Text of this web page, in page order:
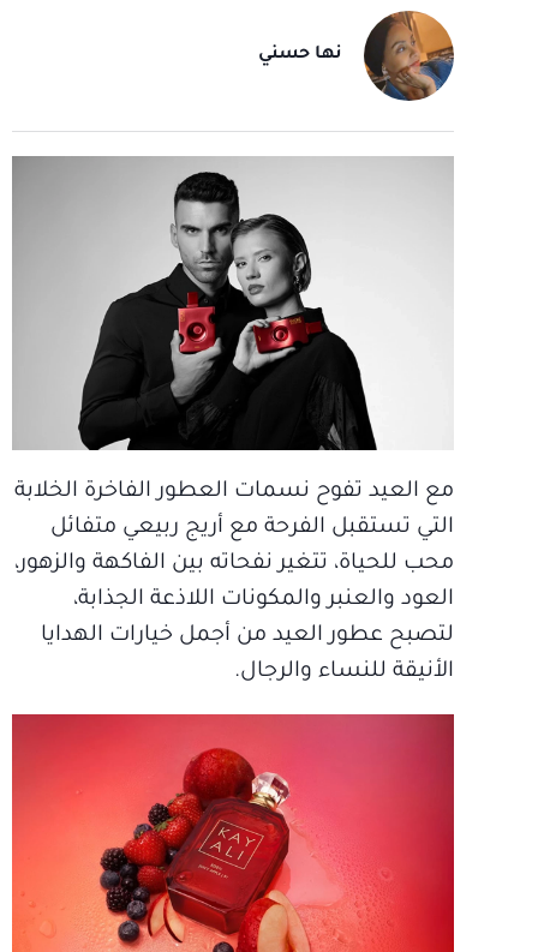
نها حسني
مع العيد تفوح نسمات العطور الفاخرة الخلابة
التي تستقبل الفرحة مع أريج ربيعي متفائل
محب للحياة، تتغير نفحاته بين الفاكهة والزهور،
العود والعنبر والمكونات اللاذعة الجذابة،
لتصبح عطور العيد من أجمل خيارات الهدايا
الأنيقة للنساء والرجال.